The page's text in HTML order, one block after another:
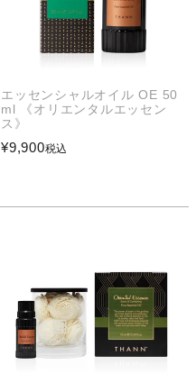
エッセンシャルオイル OE 50
ml 《オリエンタルエッセン
ス》
¥9,900税込